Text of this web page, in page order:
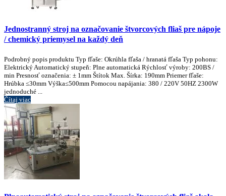
Jednostranný stroj na označovanie štvorcových fliaš pre nápoje
/ chemický priemysel na každý deň
Podrobný popis produktu Typ fľaše: Okrúhla fľaša / hranatá fľaša Typ pohonu:
Elektrický Automatický stupeň: Plne automatická Rýchlosť výroby: 200BS /
min Presnosť označenia: ± 1mm Štítok Max. Šírka: 190mm Priemer fľaše:
Hrúbka ≤30mm Výška≤500mm Pomocou napájania: 380 / 220V 50HZ 2300W
jednoduché ...
Čítaj viac